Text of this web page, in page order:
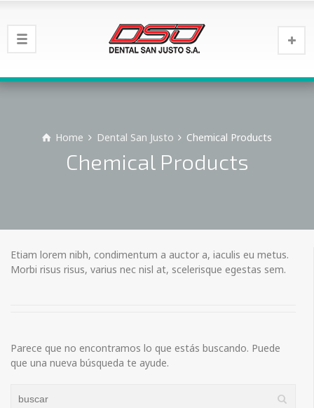
Home Dental San Justo Chemical Products
Chemical Products
Etiam lorem nibh, condimentum a auctor a, iaculis eu metus.
Morbi risus risus, varius nec nisl at, scelerisque egestas sem.
Parece que no encontramos lo que estás buscando. Puede
que una nueva búsqueda te ayude.